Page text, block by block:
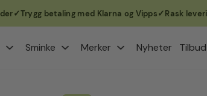
Trygg betaling med Klarna og Vipps Rask levering
Sminke Merker Nyheter Tilbud